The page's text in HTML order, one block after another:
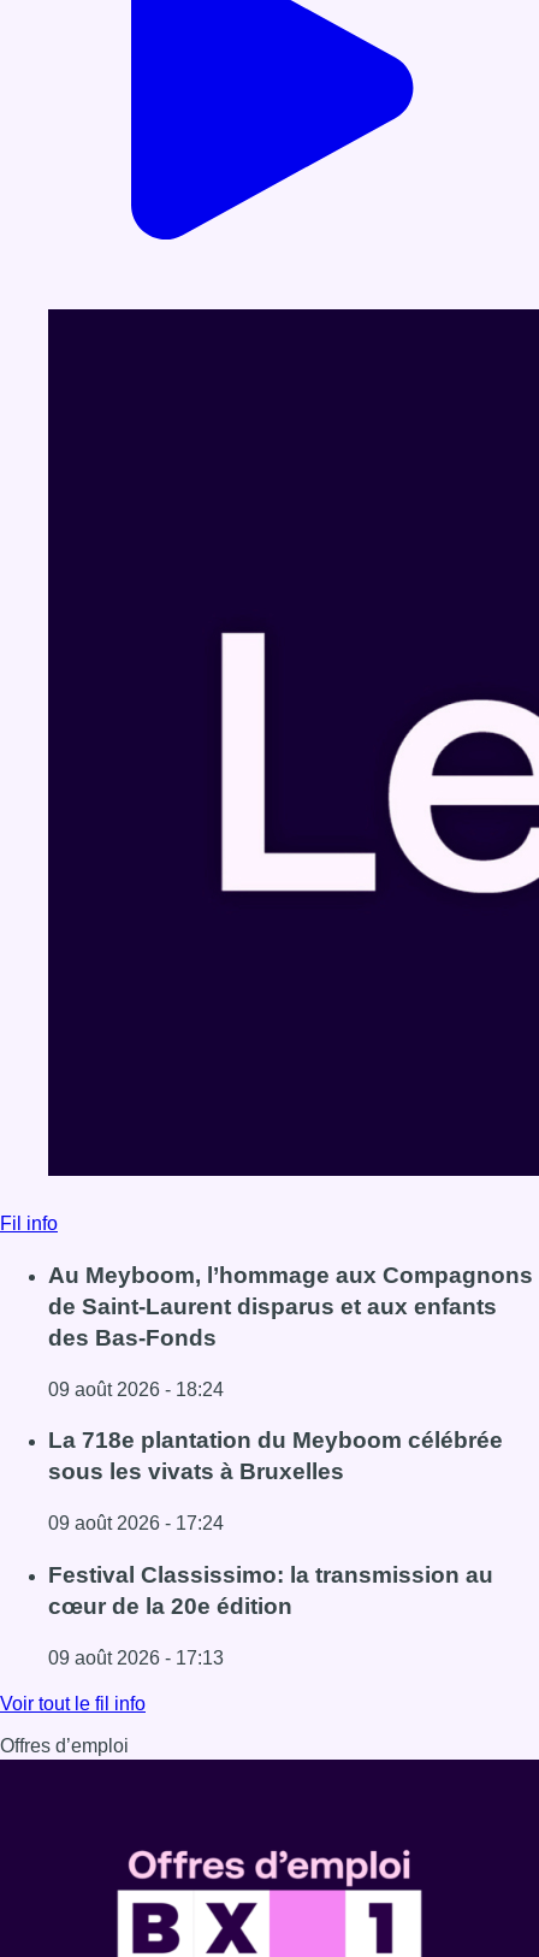
Fil info
Au Meyboom, l’hommage aux Compagnons
de Saint-Laurent disparus et aux enfants
des Bas-Fonds
09 août 2026 - 18:24
Lire l'article Au Meyboom, l’hommage aux
La 718e plantation du Meyboom célébrée
sous les vivats à Bruxelles
09 août 2026 - 17:24
Lire l'article La 718e plantation du Meyboom célébrée
Festival Classissimo: la transmission au
cœur de la 20e édition
09 août 2026 - 17:13
Lire l'article Festival Classissimo: la transmission au
Voir tout le fil info
Offres d’emploi